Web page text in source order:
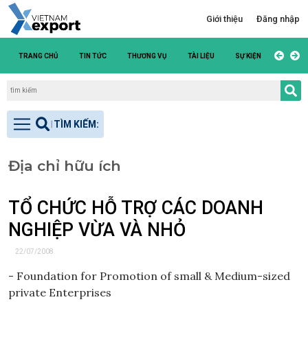
Giới thiệu Đăng nhập
TRANG CHỦ TIN TỨC THƯƠNG VỤ TÀI LIỆU SỰ KIỆN DANH
Địa chỉ hữu ích
TỔ CHỨC HỖ TRỢ CÁC DOANH
NGHIỆP VỪA VÀ NHỎ
22/07/2008
- Foundation for Promotion of small & Medium-sized
private Enterprises